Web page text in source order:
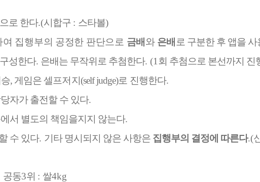
로 한다.(시합구 : 스타볼)
집행부의 공정한 판단으로 금배 와 은배 로 구분한 후 앱을
성한다. 은배는 무작위로 추첨한다. (1 회 추첨으로 본선까지 진
, 게임은 셀프저지 (self judge)로 진행한다.
자가 출전할 수 있다.
서 별도의 책임을지지 않는다.
수 있다. 기타 명시되지 않은 사항은 집행부의 결정에 따른다.(
공동3위 : 쌀4kg